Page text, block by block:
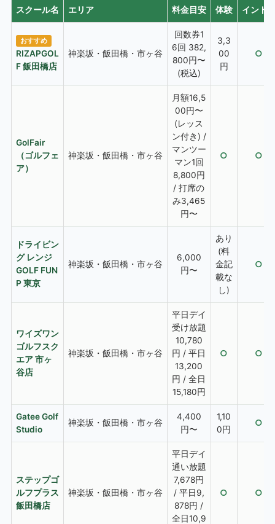
スクール名 エリア 料金目安 体験 インド
おすすめ
RIZAPGOL
F 飯田橋店
神楽坂・飯田橋・市ヶ谷
回数券1
6回 382,
800円〜
(税込)
3,3
00
円
○
GolFair
（ゴルフェ
ア）
神楽坂・飯田橋・市ヶ谷
月額16,5
00円〜
(レッス
ン付き) /
マンツー
マン1回
8,800円
/ 打席の
み3,465
円〜
○ ○
ドライビン
グ レンジ
GOLF FUN
P 東京
神楽坂・飯田橋・市ヶ谷
6,000
円〜
あり
(料
金記
載な
し)
○
ワイズワン
ゴルフスク
エア 市ヶ
谷店
神楽坂・飯田橋・市ヶ谷
平日デイ
受け放題
10,780
円 / 平日
13,200
円 / 全日
15,180円
○ ○
Gatee Golf
Studio
神楽坂・飯田橋・市ヶ谷
4,400
円〜
1,10
0円
○
ステップゴ
ルフプラス
飯田橋店
神楽坂・飯田橋・市ヶ谷
平日デイ
通い放題
7,678円
/ 平日9,
878円 /
全日10,9
○ ○